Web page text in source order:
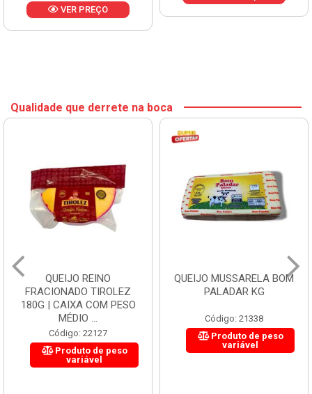
VER PREÇO
Qualidade que derrete na boca
QUEIJO REINO
FRACIONADO TIROLEZ
180G | CAIXA COM PESO
MÉDIO ...
Código: 22127
Produto de peso
variável
QUEIJO MUSSARELA BOM
PALADAR KG
Código: 21338
Produto de peso
variável